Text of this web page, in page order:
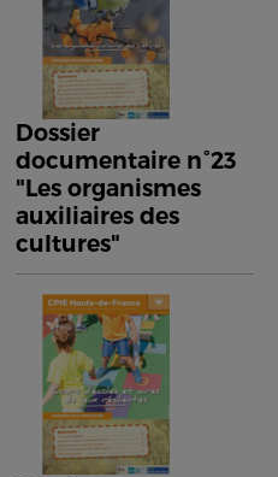
Dossier
documentaire n°23
"Les organismes
auxiliaires des
cultures"